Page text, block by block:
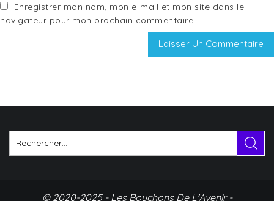
Enregistrer mon nom, mon e-mail et mon site dans le
navigateur pour mon prochain commentaire.
© 2020-2025 - Les Bouchons De L'Avenir -